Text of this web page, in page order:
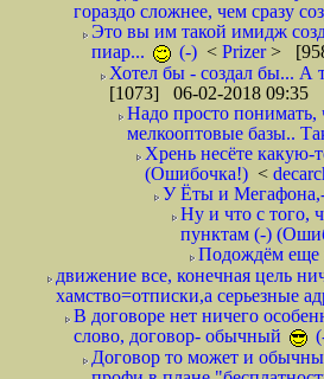
гораздо сложнее, чем сразу
Это вы им такой имидж
пиар...
(-) < Prizer>
Хотел бы - создал бы... А
[1073] 06-02-2018 09:35
Надо просто понимать,
мелкооптовые базы..
Хрень несёте
(Ошибочка!) <
У Ёты и
Ну и что с того,
пунктам (-)
Подождём еще
движение все, конечная цель
хамство=отписки,а серьезные
В договоре нет ничего
слово, договор- обычный
Договор то может и